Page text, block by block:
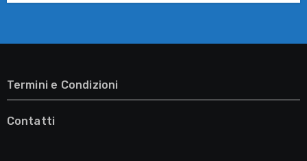
Termini e Condizioni
Contatti